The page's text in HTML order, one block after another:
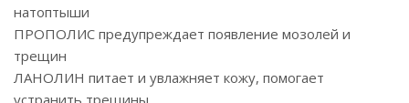
натоптыши
ПРОПОЛИС предупреждает появление мозолей и
трещин
ЛАНОЛИН питает и увлажняет кожу, помогает
устранить трещины